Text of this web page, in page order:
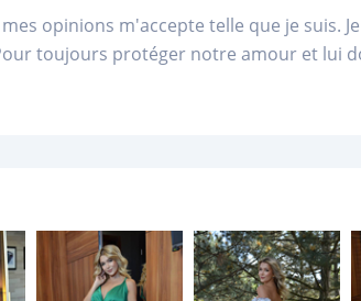
opinions m'accepte telle que je suis.
toujours protéger notre amour et lui